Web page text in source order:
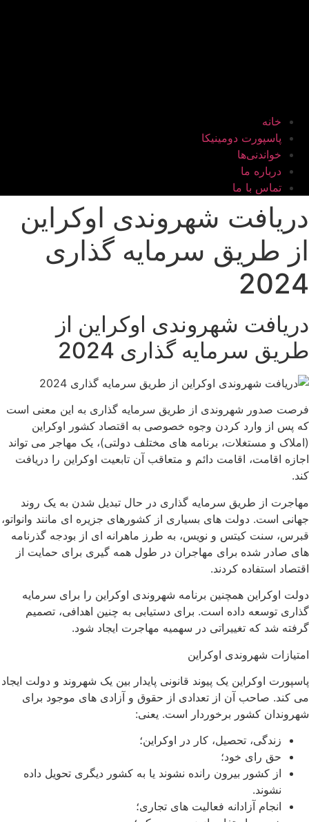
خانه
پاسپورت دومینیکا
خواندنی‌ها
درباره ما
تماس با ما
شهروندی اوکراین
طریق سرمایه گذاری
شهروندی اوکراین از
سرمایه گذاری 2024
صدور شهروندی از طریق سرمایه گذاری به این معنی است
از وارد کردن وجوه خصوصی به اقتصاد کشور اوکراین
و مستغلات، برنامه های مختلف دولتی)، یک مهاجر می تواند
اقامت، اقامت دائم و متعاقب آن تابعیت اوکراین را دریافت
از طریق سرمایه گذاری در حال تبدیل شدن به یک روند
است. دولت های بسیاری از کشورهای جزیره ای مانند وانواتو،
سنت کیتس و نویس، به طرز ماهرانه ای از بودجه گذرنامه
صادر شده برای مهاجران در طول همه گیری برای حمایت از
استفاده کردند.
اوکراین همچنین برنامه شهروندی اوکراین را برای سرمایه
توسعه داده است. برای دستیابی به چنین اهدافی، تصمیم
شد که تغییراتی در سهمیه مهاجرت ایجاد شود.
شهروندی اوکراین
اوکراین یک پیوند قانونی پایدار بین یک شهروند و دولت ایجاد
صاحب آن از تعدادی از حقوق و آزادی های موجود برای
کشور برخوردار است. یعنی:
زندگی، تحصیل، کار در اوکراین؛
حق رای خود؛
از کشور بیرون رانده نشوند یا به کشور دیگری تحویل داده
نشوند.
انجام آزادانه فعالیت های تجاری؛